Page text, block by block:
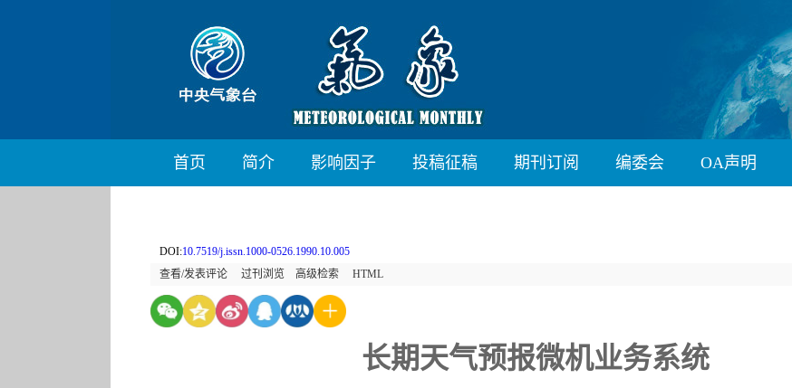
首页 简介 影响因子 投稿征稿 期刊订阅 编委会 OA声明
DOI:10.7519/j.issn.1000-0526.1990.10.005
查看/发表评论
过刊浏览 高级检索 HTML
长期天气预报微机业务系统